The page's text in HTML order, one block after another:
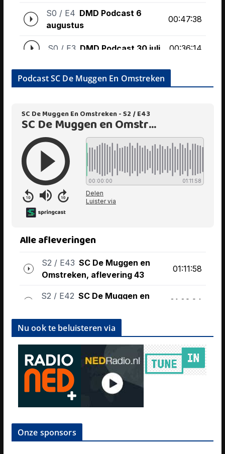
Podcast SC De Muggen En Omstreken
Nu ook te beluisteren via
Onze sponsors